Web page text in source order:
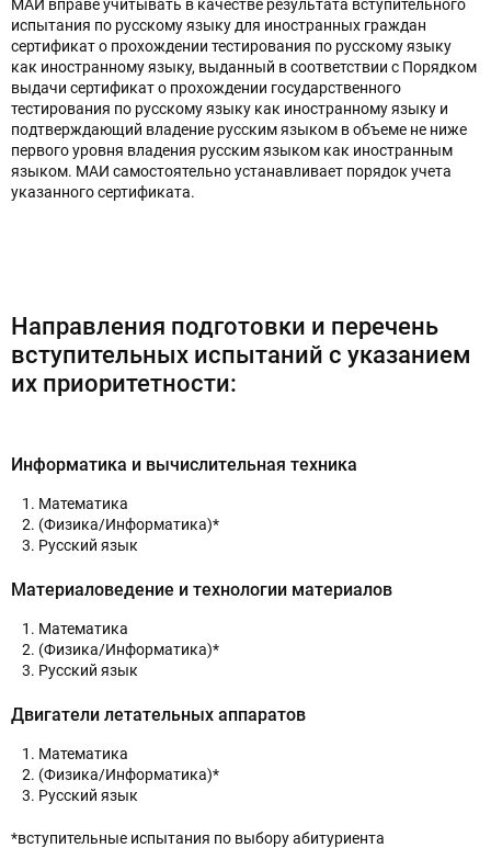
МАИ вправе учитывать в качестве результата вступительного
испытания по русскому языку для иностранных граждан
сертификат о прохождении тестирования по русскому языку
как иностранному языку, выданный в соответствии с Порядком
выдачи сертификат о прохождении государственного
тестирования по русскому языку как иностранному языку и
подтверждающий владение русским языком в объеме не ниже
первого уровня владения русским языком как иностранным
языком. МАИ самостоятельно устанавливает порядок учета
указанного сертификата.
Направления подготовки и перечень
вступительных испытаний с указанием
их приоритетности:
Информатика и вычислительная техника
Математика
(Физика/Информатика)*
Русский язык
Материаловедение и технологии материалов
Математика
(Физика/Информатика)*
Русский язык
Двигатели летательных аппаратов
Математика
(Физика/Информатика)*
Русский язык
*вступительные испытания по выбору абитуриента